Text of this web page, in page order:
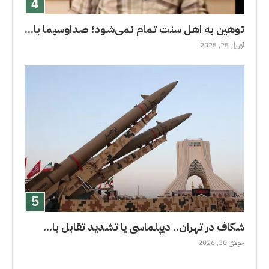
توهین به اهل سنت تمام نمی‌شود؛ صداوسیما با...
آوریل 25, 2025
شکاف در تهران.. دیپلماسی یا تشدید تقابل با...
جولای 30, 2026